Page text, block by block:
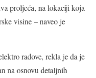
proljeća, na lokaciji koja
visine – naveo je
radove, rekla je da je
na osnovu detaljnih